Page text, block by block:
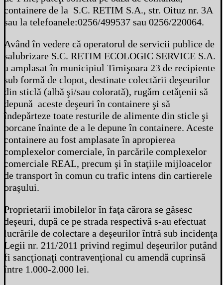
containere de la S.C. RETIM S.A., str. Oituz nr. 3A
sau la telefoanele:0256/499537 sau 0256/220064.
Având în vedere că operatorul de servicii publice de
salubrizare S.C. RETIM ECOLOGIC SERVICE S.A.
a amplasat în municipiul Timişoara 23 de recipiente
sub formă de clopot, destinate colectării deşeurilor
din sticlă (albă şi/sau colorată), rugăm cetăţenii să
depună aceste deşeuri în containere şi să
îndepărteze toate resturile de alimente din sticle şi
borcane înainte de a le depune în containere. Aceste
containere au fost amplasate în apropierea
complexelor comerciale, în parcările complexelor
comerciale REAL, precum şi în staţiile mijloacelor
de transport în comun cu trafic intens din cartierele
oraşului.
Proprietarii imobilelor în faţa cărora se găsesc
deşeuri, după ce pe strada respectivă s-au efectuat
lucrările de colectare a deşeurilor întră sub incidenţa
Legii nr. 211/2011 privind regimul deşeurilor putând
fi sancţionaţi contravenţional cu amendă cuprinsă
între 1.000-2.000 lei.